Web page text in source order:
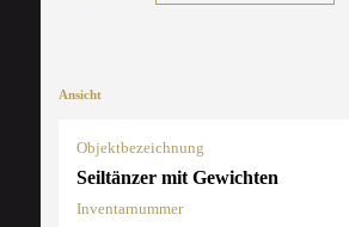
Ansicht
Objektbezeichnung
Seiltänzer mit Gewichten
Inventarnummer